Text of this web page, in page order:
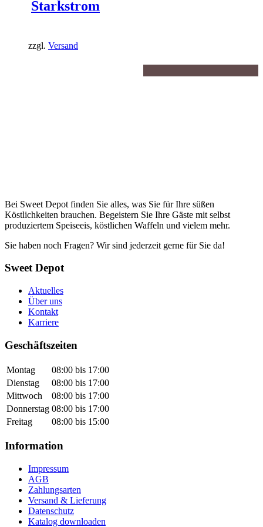
Starkstrom
zzgl. Versand
Bei Sweet Depot finden Sie alles, was Sie für Ihre süßen
Köstlichkeiten brauchen. Begeistern Sie Ihre Gäste mit selbst
produziertem Speiseeis, köstlichen Waffeln und vielem mehr.
Sie haben noch Fragen? Wir sind jederzeit gerne für Sie da!
Sweet Depot
Aktuelles
Über uns
Kontakt
Karriere
Geschäftszeiten
Montag
08:00 bis 17:00
Dienstag
08:00 bis 17:00
Mittwoch
08:00 bis 17:00
Donnerstag 08:00 bis 17:00
Freitag
08:00 bis 15:00
Information
Impressum
AGB
Zahlungsarten
Versand & Lieferung
Datenschutz
Katalog downloaden